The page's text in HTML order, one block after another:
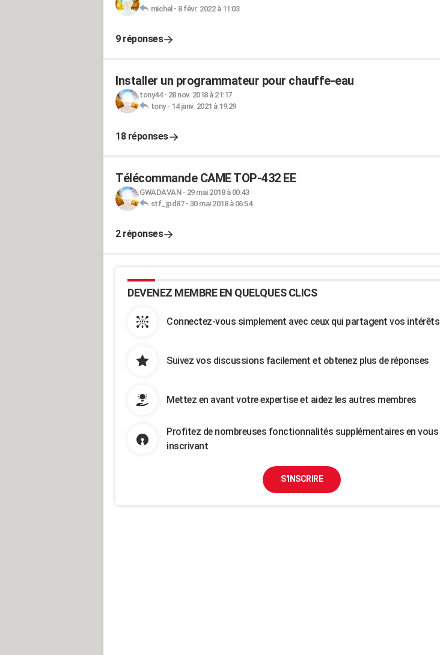
michel - 8 févr. 2022 à 11:03
9 réponses
Installer un programmateur pour chauffe-eau
tony44- 28 nov. 2018 à 21:17
tony- 14 janv. 2021 à 19:29
18 réponses
Télécommande CAME TOP-432 EE
GWADAVAN- 29 mai 2018 à 00:43
stf_jpd87- 30 mai 2018 à 06:54
2 réponses
DEVENEZ MEMBRE EN QUELQUES CLICS
Connectez-vous simplement avec ceux qui partagent vos intérêts
Suivez vos discussions facilement et obtenez plus de réponses
Mettez en avant votre expertise et aidez les autres membres
Profitez de nombreuses fonctionnalités supplémentaires en vous
inscrivant
S'INSCRIRE